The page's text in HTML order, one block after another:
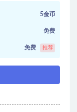
5金币
免费
免费 推荐